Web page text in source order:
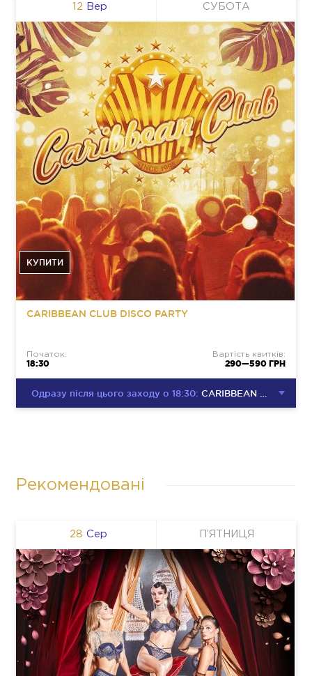
КУПИТИ
Вер
12 СУБОТА
CARIBBEAN CLUB DISCO PARTY
Початок:
18:30
Вартість квитків:
290—590 ГРН
Одразу після цього заходу о 18:30: CARIBBEAN CLUB DISCO PARTY
Рекомендовані
Сер
28 П’ЯТНИЦЯ